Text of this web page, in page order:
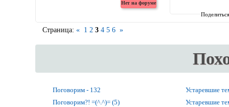
Страница: « 1 2 3 4 5 6 »
Поговорим - 132
Устаревшие
Поговорим?! =(^.^)= (5)
Устаревшие